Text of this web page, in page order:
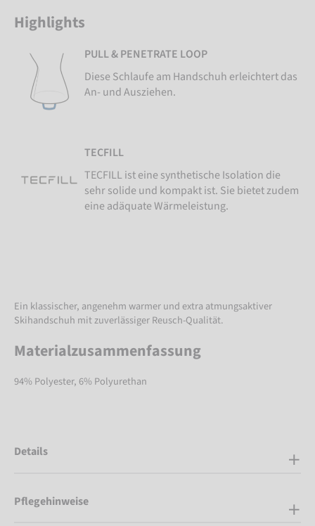
Highlights
PULL & PENETRATE LOOP
Diese Schlaufe am Handschuh erleichtert das
An- und Ausziehen.
TECFILL
TECFILL ist eine synthetische Isolation die
sehr solide und kompakt ist. Sie bietet zudem
eine adäquate Wärmeleistung.
Ein klassischer, angenehm warmer und extra atmungsaktiver
Skihandschuh mit zuverlässiger Reusch-Qualität.
Materialzusammenfassung
94% Polyester, 6% Polyurethan
Details
Pflegehinweise